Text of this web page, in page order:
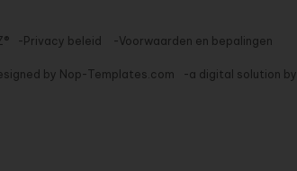
Privacy beleid Voorwaarden en bepalingen
by Nop-Templates.com a digital solution by